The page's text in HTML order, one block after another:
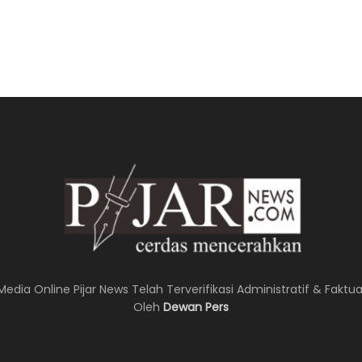
Online Pijar News Telah Terverifikasi Administratif &
Oleh Dewan Pers